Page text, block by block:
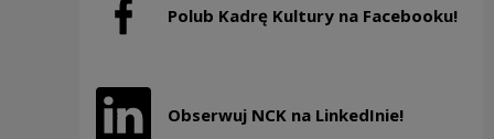
Polub Kadrę Kultury na Facebooku!
Uwaga, link zostanie otwarty w nowym oknie
Obserwuj NCK na LinkedInie!
Uwaga, link zostanie otwarty w nowym oknie